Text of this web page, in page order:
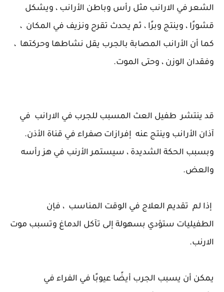
الشعر في الارانب مثل رأس وباطن الأرانب ، ويشكل
قشورًا ، وينتج وبرًا ، ثم يحدث تقرح ونزيف في المكان ،
كما أن الأرانب المصابة بالجرب يقل نشاطها وحركتها ،
وفقدان الوزن ، وحتى الموت.
قد ينتشر طفيل العث المسبب للجرب في الارانب في
آذان الأرانب وينتج عنه إفرازات صفراء في قناة الأذن.
وبسبب الحكة الشديدة ، سيستمر الأرنب في هز رأسه
والعض.
إذا لم تقديم العلاج في الوقت المناسب ، فإن
الطفيليات ستؤدي بسهولة إلى تآكل الدماغ وتسبب موت
الارنب.
يمكن أن يسبب الجرب أيضًا عيوبًا في الفراء في